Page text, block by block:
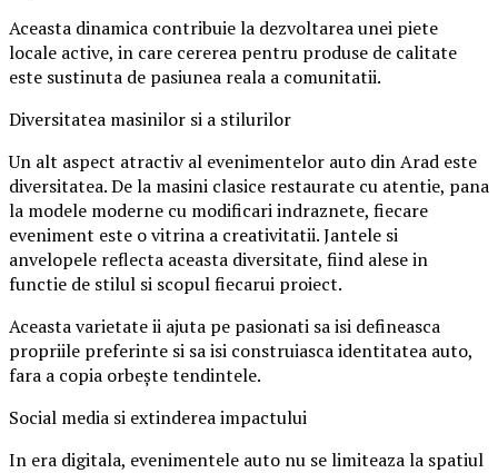
Aceasta dinamica contribuie la dezvoltarea unei piete
locale active, in care cererea pentru produse de calitate
este sustinuta de pasiunea reala a comunitatii.
Diversitatea masinilor si a stilurilor
Un alt aspect atractiv al evenimentelor auto din Arad este
diversitatea. De la masini clasice restaurate cu atentie, pana
la modele moderne cu modificari indraznete, fiecare
eveniment este o vitrina a creativitatii. Jantele si
anvelopele reflecta aceasta diversitate, fiind alese in
functie de stilul si scopul fiecarui proiect.
Aceasta varietate ii ajuta pe pasionati sa isi defineasca
propriile preferinte si sa isi construiasca identitatea auto,
fara a copia orbește tendintele.
Social media si extinderea impactului
In era digitala, evenimentele auto nu se limiteaza la spatiul